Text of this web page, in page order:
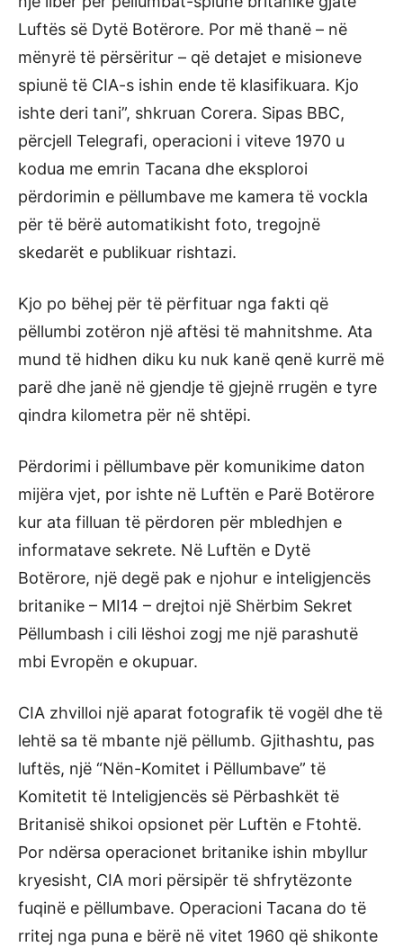
Luftës së Dytë Botërore. Por më thanë – në
mënyrë të përsëritur – që detajet e misioneve
spiunë të CIA-s ishin ende të klasifikuara. Kjo
ishte deri tani”, shkruan Corera. Sipas BBC,
përcjell Telegrafi, operacioni i viteve 1970 u
kodua me emrin Tacana dhe eksploroi
përdorimin e pëllumbave me kamera të vockla
për të bërë automatikisht foto, tregojnë
skedarët e publikuar rishtazi.
Kjo po bëhej për të përfituar nga fakti që
pëllumbi zotëron një aftësi të mahnitshme. Ata
mund të hidhen diku ku nuk kanë qenë kurrë më
parë dhe janë në gjendje të gjejnë rrugën e tyre
qindra kilometra për në shtëpi.
Përdorimi i pëllumbave për komunikime daton
mijëra vjet, por ishte në Luftën e Parë Botërore
kur ata filluan të përdoren për mbledhjen e
informatave sekrete. Në Luftën e Dytë
Botërore, një degë pak e njohur e inteligjencës
britanike – MI14 – drejtoi një Shërbim Sekret
Pëllumbash i cili lëshoi zogj me një parashutë
mbi Evropën e okupuar.
CIA zhvilloi një aparat fotografik të vogël dhe të
lehtë sa të mbante një pëllumb. Gjithashtu, pas
luftës, një “Nën-Komitet i Pëllumbave” të
Komitetit të Inteligjencës së Përbashkët të
Britanisë shikoi opsionet për Luftën e Ftohtë.
Por ndërsa operacionet britanike ishin mbyllur
kryesisht, CIA mori përsipër të shfrytëzonte
fuqinë e pëllumbave. Operacioni Tacana do të
rritej nga puna e bërë në vitet 1960 që shikonte